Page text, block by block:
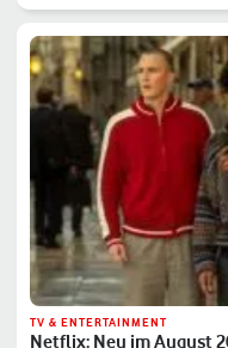
TV & ENTERTAINMENT
Netflix: Neu im August